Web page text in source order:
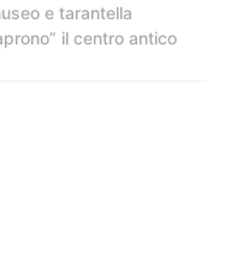
e tarantella
il centro antico